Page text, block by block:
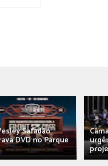
Safadão
DVD no Parque